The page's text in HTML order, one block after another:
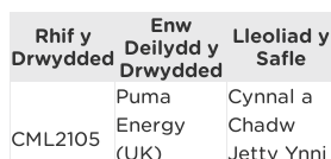
Rhif y
Drwydded
Enw
Deilydd y
Drwydded
Lleoliad y
Safle
CML2105
Puma
Energy
(UK)
Cynnal a
Chadw
Jetty Ynni